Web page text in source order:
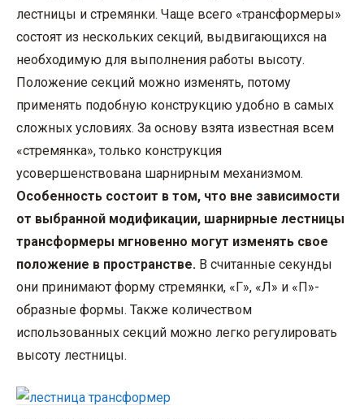
лестницы и стремянки. Чаще всего «трансформеры»
состоят из нескольких секций, выдвигающихся на
необходимую для выполнения работы высоту.
Положение секций можно изменять, потому
применять подобную конструкцию удобно в самых
сложных условиях. За основу взята известная всем
«стремянка», только конструкция
усовершенствована шарнирным механизмом.
Особенность состоит в том, что вне зависимости
от выбранной модификации, шарнирные лестницы
трансформеры мгновенно могут изменять свое
положение в пространстве. В считанные секунды
они принимают форму стремянки, «Г», «Л» и «П»-
образные формы. Также количеством
использованных секций можно легко регулировать
высоту лестницы.